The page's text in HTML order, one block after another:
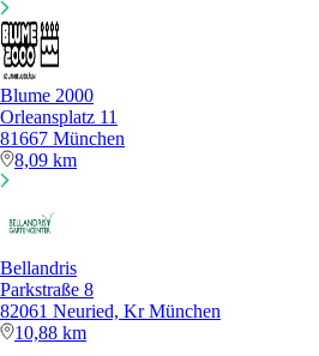
Blume 2000
Orleansplatz 11
81667 München
8,09 km
Bellandris
Parkstraße 8
82061 Neuried, Kr München
10,88 km